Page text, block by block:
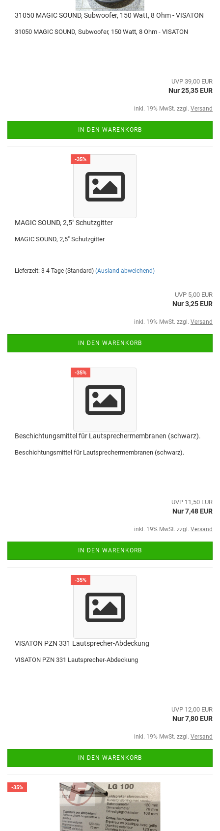
31050 MAGIC SOUND, Subwoofer, 150 Watt, 8 Ohm - VISATON
31050 MAGIC SOUND, Subwoofer, 150 Watt, 8 Ohm - VISATON
UVP 39,00 EUR
Nur 25,35 EUR
inkl. 19% MwSt. zzgl. Versand
IN DEN WARENKORB
-35%
MAGIC SOUND, 2,5" Schutzgitter
MAGIC SOUND, 2,5" Schutzgitter
Lieferzeit: 3-4 Tage (Standard) (Ausland abweichend)
UVP 5,00 EUR
Nur 3,25 EUR
inkl. 19% MwSt. zzgl. Versand
IN DEN WARENKORB
-35%
Beschichtungsmittel für Lautsprechermembranen (schwarz).
Beschichtungsmittel für Lautsprechermembranen (schwarz).
UVP 11,50 EUR
Nur 7,48 EUR
inkl. 19% MwSt. zzgl. Versand
IN DEN WARENKORB
-35%
VISATON PZN 331 Lautsprecher-Abdeckung
VISATON PZN 331 Lautsprecher-Abdeckung
UVP 12,00 EUR
Nur 7,80 EUR
inkl. 19% MwSt. zzgl. Versand
IN DEN WARENKORB
-35%